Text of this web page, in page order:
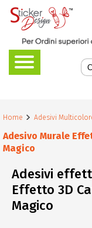
Home Adesivi
Adesivo Murale
Magico
Adesivi
Effetto 3D
Magico